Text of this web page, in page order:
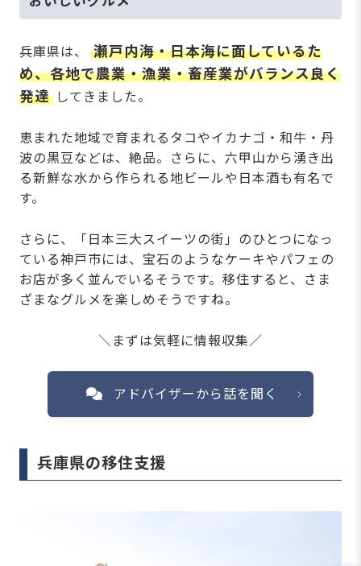
兵庫県は、
瀬戸内海・日本海に面しているた
め、各地で農業・漁業・畜産業がバランス良く
発達 してきました。
恵まれた地域で育まれるタコやイカナゴ・和牛・丹
波の黒豆などは、絶品。さらに、六甲山から湧き出
る新鮮な水から作られる地ビールや日本酒も有名で
す。
さらに、「日本三大スイーツの街」のひとつになっ
ている神戸市には、宝石のようなケーキやパフェの
お店が多く並んでいるそうです。移住すると、さま
ざまなグルメを楽しめそうですね。
＼まずは気軽に情報収集／
アドバイザーから話を聞く
兵庫県の移住支援